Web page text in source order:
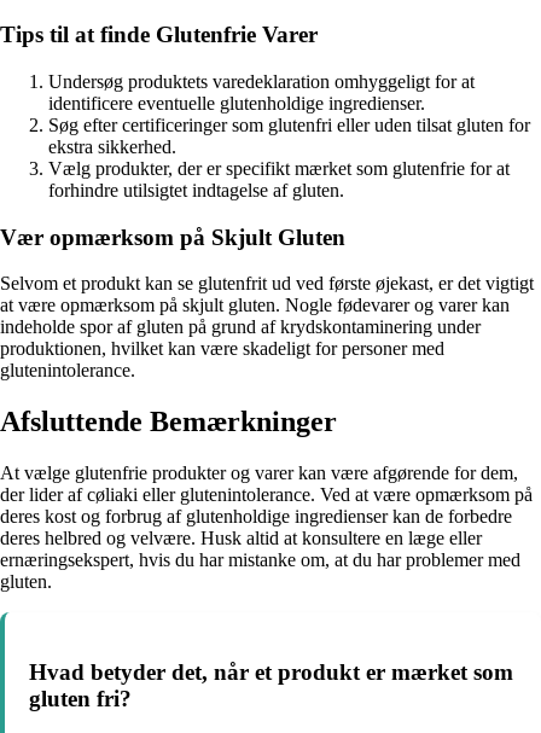
Tips til at finde Glutenfrie Varer
Undersøg produktets varedeklaration omhyggeligt for at
identificere eventuelle glutenholdige ingredienser.
Søg efter certificeringer som glutenfri eller uden tilsat gluten for
ekstra sikkerhed.
Vælg produkter, der er specifikt mærket som glutenfrie for at
forhindre utilsigtet indtagelse af gluten.
Vær opmærksom på Skjult Gluten
Selvom et produkt kan se glutenfrit ud ved første øjekast, er det vigtigt
at være opmærksom på skjult gluten. Nogle fødevarer og varer kan
indeholde spor af gluten på grund af krydskontaminering under
produktionen, hvilket kan være skadeligt for personer med
glutenintolerance.
Afsluttende Bemærkninger
At vælge glutenfrie produkter og varer kan være afgørende for dem,
der lider af cøliaki eller glutenintolerance. Ved at være opmærksom på
deres kost og forbrug af glutenholdige ingredienser kan de forbedre
deres helbred og velvære. Husk altid at konsultere en læge eller
ernæringsekspert, hvis du har mistanke om, at du har problemer med
gluten.
Hvad betyder det, når et produkt er mærket som
gluten fri?